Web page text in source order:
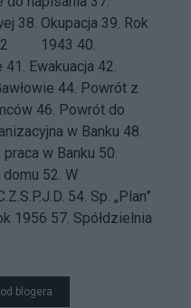
38. Okupacja 39. Rok
40.
41. Ewakuacja 42.
44. Powrót z
46. Powrót do
w Banku 48.
w Banku 50.
52. W
54. Sp. „Plan”
1956 57. Spółdzielnia
blogera